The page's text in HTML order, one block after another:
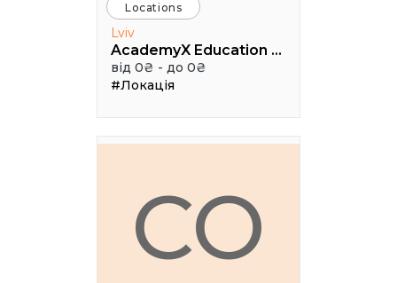
Locations
Lviv
AcademyX Education Hub
від 0₴ - до 0₴
#Локація
CO